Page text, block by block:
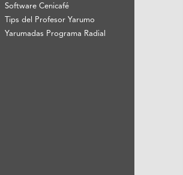
Software Cenicafé
Tips del Profesor Yarumo
Yarumadas Programa Radial